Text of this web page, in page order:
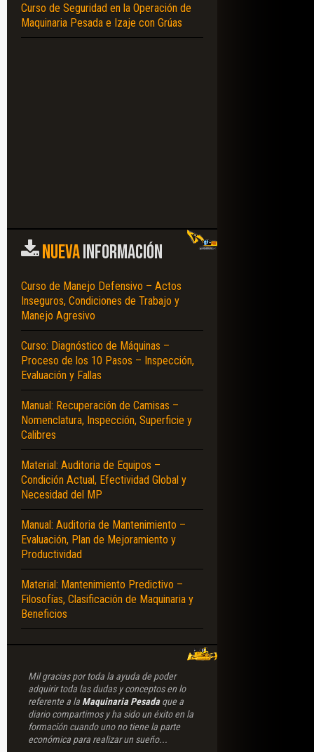
Curso de Seguridad en la Operación de
Maquinaria Pesada e Izaje con Grúas
NUEVAINFORMACIÓN
Curso de Manejo Defensivo – Actos
Inseguros, Condiciones de Trabajo y
Manejo Agresivo
Curso: Diagnóstico de Máquinas –
Proceso de los 10 Pasos – Inspección,
Evaluación y Fallas
Manual: Recuperación de Camisas –
Nomenclatura, Inspección, Superficie y
Calibres
Material: Auditoria de Equipos –
Condición Actual, Efectividad Global y
Necesidad del MP
Manual: Auditoria de Mantenimiento –
Evaluación, Plan de Mejoramiento y
Productividad
Material: Mantenimiento Predictivo –
Filosofías, Clasificación de Maquinaria y
Beneficios
Mil gracias por toda la ayuda de poder
adquirir toda las dudas y conceptos en lo
referente a la Maquinaria Pesadaque a
diario compartimos y ha sido un éxito en la
formación cuando uno no tiene la parte
económica para realizar un sueño...